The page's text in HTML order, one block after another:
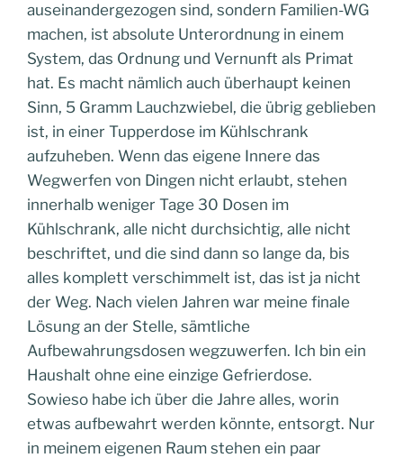
auseinandergezogen sind, sondern Familien-WG
machen, ist absolute Unterordnung in einem
System, das Ordnung und Vernunft als Primat
hat. Es macht nämlich auch überhaupt keinen
Sinn, 5 Gramm Lauchzwiebel, die übrig geblieben
ist, in einer Tupperdose im Kühlschrank
aufzuheben. Wenn das eigene Innere das
Wegwerfen von Dingen nicht erlaubt, stehen
innerhalb weniger Tage 30 Dosen im
Kühlschrank, alle nicht durchsichtig, alle nicht
beschriftet, und die sind dann so lange da, bis
alles komplett verschimmelt ist, das ist ja nicht
der Weg. Nach vielen Jahren war meine finale
Lösung an der Stelle, sämtliche
Aufbewahrungsdosen wegzuwerfen. Ich bin ein
Haushalt ohne eine einzige Gefrierdose.
Sowieso habe ich über die Jahre alles, worin
etwas aufbewahrt werden könnte, entsorgt. Nur
in meinem eigenen Raum stehen ein paar